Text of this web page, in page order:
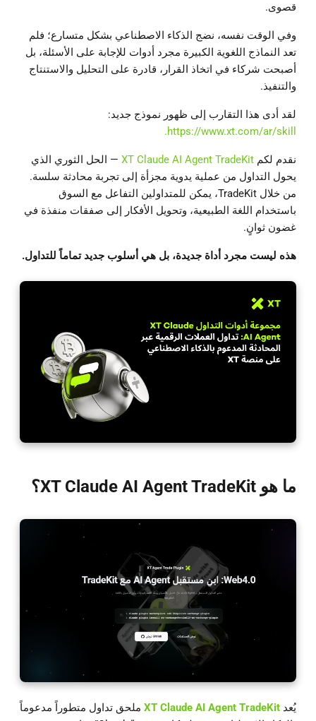
قصوى.
وفي الوقت نفسه، نضج الذكاء الاصطناعي بشكل متسارع؛ فلم
تعد النماذج اللغوية الكبيرة مجرد أدوات للإجابة على الأسئلة، بل
أصبحت شركاء في اتخاذ القرار، قادرة على التحليل والاستنتاج
والتنفيذ.
لقد أدى هذا التقارب إلى ظهور نموذج جديد:
https://www.xt.com/ar/skill.
نقدم لكم
— الحل الثوري الذي
يحول التداول من عملية يدوية مجزأة إلى تجربة محادثة سلسة.
من خلال TradeKit، يمكن للمتداولين التفاعل مع السوق
باستخدام اللغة الطبيعية، وتحويل الأفكار إلى صفقات منفذة في
غضون ثوانٍ.
هذه ليست مجرد أداة جديدة، بل هي أسلوب جديد تماماً للتداول.
ما هو XT Claude AI Agent TradeKit؟
يُعد XT Claude AI Agent TradeKit ملحق تداول متطوراً مدعوماً